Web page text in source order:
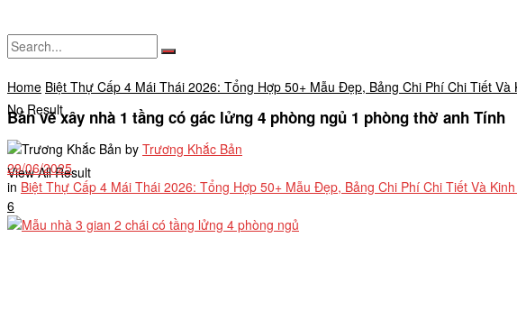
No Result
View All Result
Home Biệt Thự Cấp 4 Mái Thái 2026: Tổng Hợp 50+ Mẫu Đẹp, Bảng Chi Phí Chi Tiết
Bản vẽ xây nhà 1 tầng có gác lửng 4 phòng ngủ 1 phòng thờ anh Tính
by Trương Khắc Bản
29/06/2025
in Biệt Thự Cấp 4 Mái Thái 2026: Tổng Hợp 50+ Mẫu Đẹp, Bảng Chi Phí Chi Tiết Và
6